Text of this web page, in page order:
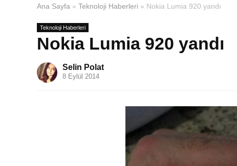
Ana Sayfa » Teknoloji Haberleri » Nokia Lumia 920 yandı
Teknoloji Haberleri
Nokia Lumia 920 yandı
Selin Polat
8 Eylül 2014